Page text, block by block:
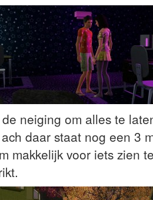
neiging om alles te
daar staat nog een 3
makkelijk voor iets zien